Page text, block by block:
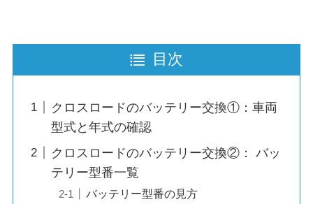
目次
クロスロードのバッテリー交換①：車両
型式と年式の確認
クロスロードのバッテリー交換②： バッ
テリー型番一覧
バッテリー型番の見方